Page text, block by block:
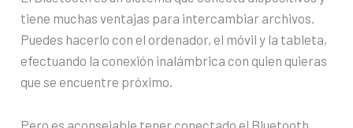
tiene muchas ventajas para intercambiar archivos.
Puedes hacerlo con el ordenador, el móvil y la tableta,
efectuando la conexión inalámbrica con quien quieras
que se encuentre próximo.
Pero es aconsejable tener conectado el Bluetooth